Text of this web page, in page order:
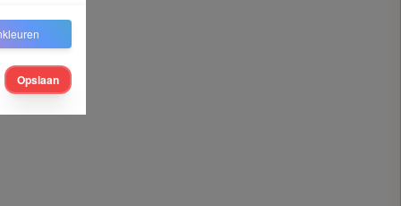
Opslaan